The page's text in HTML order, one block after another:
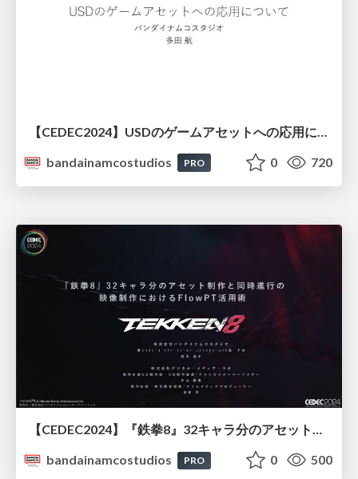
bandainamcostudios
PRO 0 720
【CEDEC2024】『鉄拳8』32キャラ分のアセット制作と同時進行の映像制作におけるFlowPT活用術
bandainamcostudios
PRO 0 500